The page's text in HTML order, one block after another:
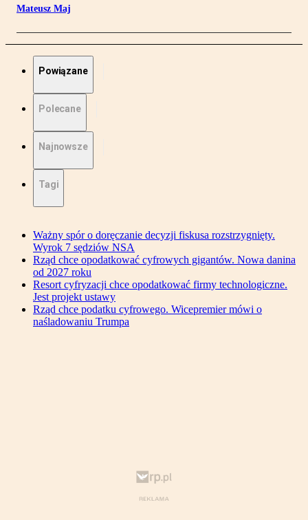
Mateusz Maj
Powiązane
Polecane
Najnowsze
Tagi
Ważny spór o doręczanie decyzji fiskusa rozstrzygnięty.
Wyrok 7 sędziów NSA
Rząd chce opodatkować cyfrowych gigantów. Nowa danina
od 2027 roku
Resort cyfryzacji chce opodatkować firmy technologiczne.
Jest projekt ustawy
Rząd chce podatku cyfrowego. Wicepremier mówi o
naśladowaniu Trumpa